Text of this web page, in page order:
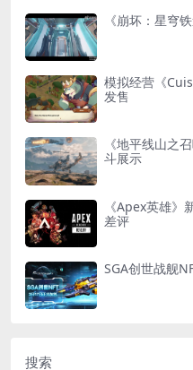
《崩坏：星穹
模拟经营《
发售
《地平线山之
斗展示
《Apex英雄》
差评
SGA创世战舰
搜索